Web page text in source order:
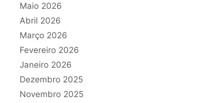
Maio 2026
Abril 2026
Março 2026
Fevereiro 2026
Janeiro 2026
Dezembro 2025
Novembro 2025